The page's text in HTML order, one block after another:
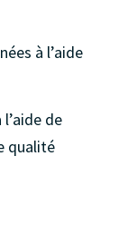
à l’aide
de
qualité